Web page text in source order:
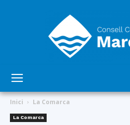
Inici La Comarca
La Comarca